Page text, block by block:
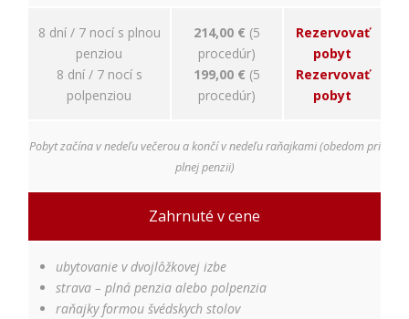
8 dní / 7 nocí s plnou
penziou
8 dní / 7 nocí s
polpenziou
214,00 € (5
procedúr)
199,00 € (5
procedúr)
Rezervovať
pobyt
Rezervovať
pobyt
Pobyt začína v nedeľu večerou a končí v nedeľu raňajkami (obedom pri
plnej penzii)
Zahrnuté v cene
ubytovanie v dvojlôžkovej izbe
strava – plná penzia alebo polpenzia
raňajky formou švédskych stolov